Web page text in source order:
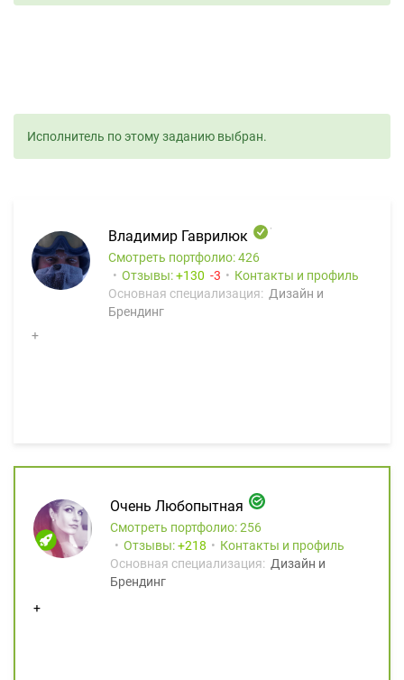
Исполнитель по этому заданию выбран.
Владимир Гаврилюк
Смотреть портфолио: 426
Отзывы:
130 3
Контакты и профиль
Основная специализация: Дизайн и
Брендинг
+
Очень Любопытная
Смотреть портфолио: 256
Отзывы:
218
Контакты и профиль
Основная специализация: Дизайн и
Брендинг
+